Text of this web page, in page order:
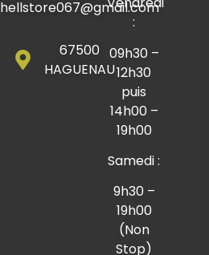
hellstore067@gmail.com
67500
HAGUENAU
:
09h30 –
12h30
puis
14h00 –
19h00
Samedi :
9h30 –
19h00
(Non
Stop)